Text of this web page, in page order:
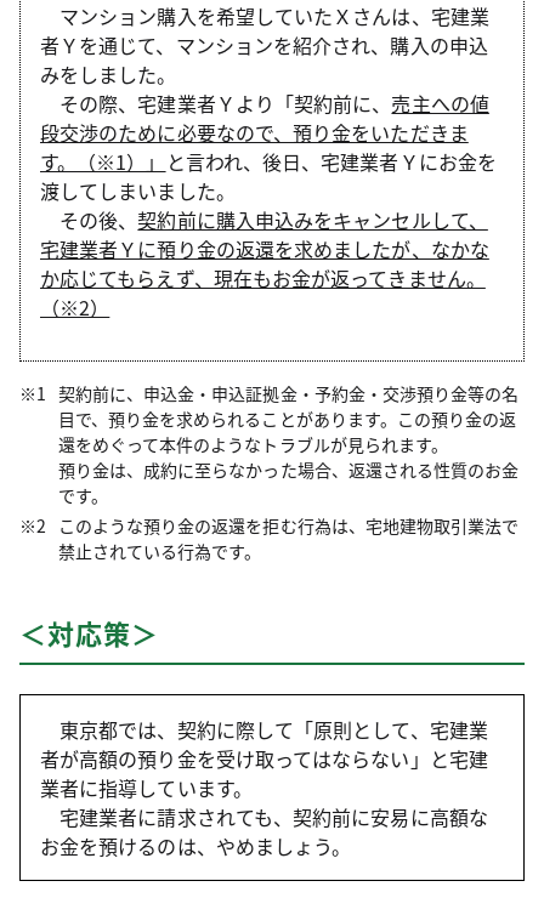
マンション購入を希望していたＸさんは、宅建業
者Ｙを通じて、マンションを紹介され、購入の申込
みをしました。
その際、宅建業者Ｙより「契約前に、 売主への値
段交渉のために必要なので、預り金をいただきま
す。（※1）」 と言われ、後日、宅建業者Ｙにお金を
渡してしまいました。
その後、 契約前に購入申込みをキャンセルして、
宅建業者Ｙに預り金の返還を求めましたが、なかな
か応じてもらえず、現在もお金が返ってきません。
（※2）
契約前に、申込金・申込証拠金・予約金・交渉預り金等の名
目で、預り金を求められることがあります。この預り金の返
還をめぐって本件のようなトラブルが見られます。
預り金は、成約に至らなかった場合、返還される性質のお金
です。
このような預り金の返還を拒む行為は、宅地建物取引業法で
禁止されている行為です。
＜対応策＞
東京都では、契約に際して「原則として、宅建業
者が高額の預り金を受け取ってはならない」と宅建
業者に指導しています。
宅建業者に請求されても、契約前に安易に高額な
お金を預けるのは、やめましょう。